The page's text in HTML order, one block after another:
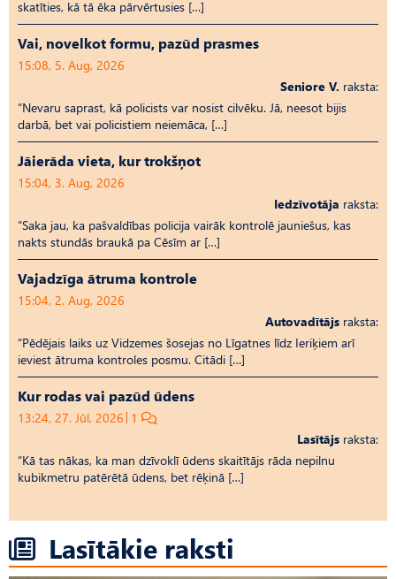
skatīties, kā tā ēka pārvērtusies […]
Vai, novelkot formu, pazūd prasmes
15:08, 5. Aug, 2026
Seniore V. raksta:
“Nevaru saprast, kā policists var nosist cilvēku. Jā, neesot bijis
darbā, bet vai policistiem neiemāca, […]
Jāierāda vieta, kur trokšņot
15:04, 3. Aug, 2026
Iedzīvotāja raksta:
“Saka jau, ka pašvaldības policija vairāk kontrolē jauniešus, kas
nakts stundās braukā pa Cēsīm ar […]
Vajadzīga ātruma kontrole
15:04, 2. Aug, 2026
Autovadītājs raksta:
“Pēdējais laiks uz Vid­ze­mes šosejas no Līgatnes līdz Ieriķiem arī
ieviest ātruma kontroles posmu. Citādi […]
Kur rodas vai pazūd ūdens
13:24, 27. Jūl, 2026 1
Lasītājs raksta:
“Kā tas nākas, ka man dzīvoklī ūdens skaitītājs rāda nepilnu
kubikmetru patērētā ūdens, bet rēķinā […]
Lasītākie raksti